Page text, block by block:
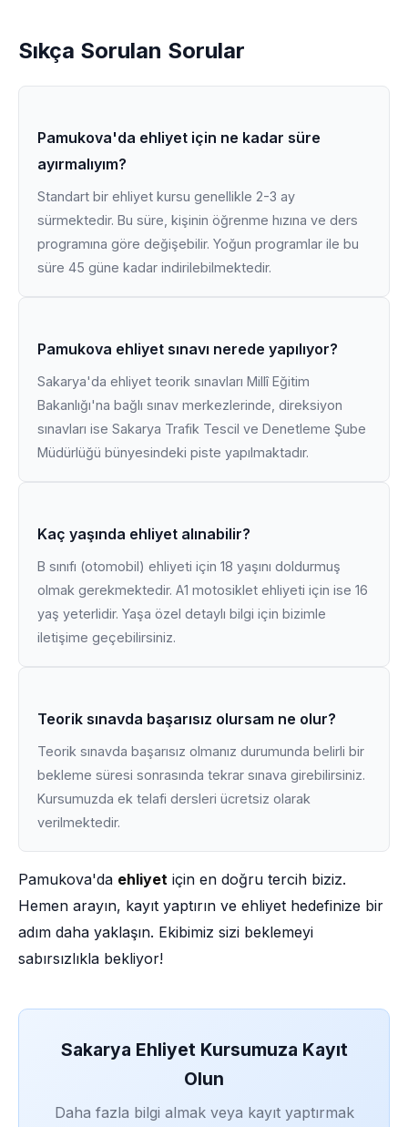
Sıkça Sorulan Sorular
Pamukova'da ehliyet için ne kadar süre
ayırmalıyım?
Standart bir ehliyet kursu genellikle 2-3 ay
sürmektedir. Bu süre, kişinin öğrenme hızına ve ders
programına göre değişebilir. Yoğun programlar ile bu
süre 45 güne kadar indirilebilmektedir.
Pamukova ehliyet sınavı nerede yapılıyor?
Sakarya'da ehliyet teorik sınavları Millî Eğitim
Bakanlığı'na bağlı sınav merkezlerinde, direksiyon
sınavları ise Sakarya Trafik Tescil ve Denetleme Şube
Müdürlüğü bünyesindeki piste yapılmaktadır.
Kaç yaşında ehliyet alınabilir?
B sınıfı (otomobil) ehliyeti için 18 yaşını doldurmuş
olmak gerekmektedir. A1 motosiklet ehliyeti için ise 16
yaş yeterlidir. Yaşa özel detaylı bilgi için bizimle
iletişime geçebilirsiniz.
Teorik sınavda başarısız olursam ne olur?
Teorik sınavda başarısız olmanız durumunda belirli bir
bekleme süresi sonrasında tekrar sınava girebilirsiniz.
Kursumuzda ek telafi dersleri ücretsiz olarak
verilmektedir.
Pamukova'da ehliyet için en doğru tercih biziz.
Hemen arayın, kayıt yaptırın ve ehliyet hedefinize bir
adım daha yaklaşın. Ekibimiz sizi beklemeyi
sabırsızlıkla bekliyor!
Sakarya Ehliyet Kursumuza Kayıt
Olun
Daha fazla bilgi almak veya kayıt yaptırmak